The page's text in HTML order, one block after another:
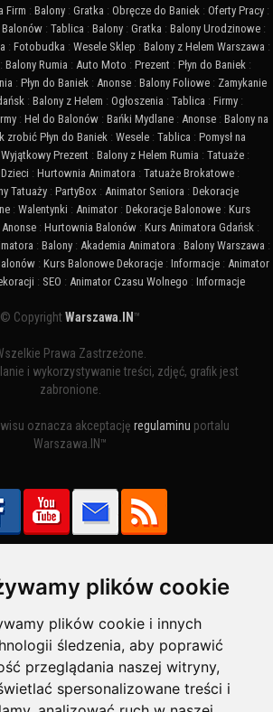
plików cookie
plików cookie i innych
śledzenia, aby poprawić
przeglądania naszej witryny,
spersonalizowane treści i
Firm : Balony : Gratka : Obręcze do Baniek : Oferty Pracy :
: Tablica : Balony : Gratka : Balony Urodzinowe :
: Fotobudka : Wesele Sklep : Balony z Helem Warszawa :
: Balony Rumia : Auto Moto : Prezent : Płyn do Baniek :
: Płyn do Baniek : Anonse : Balony Foliowe : Zamykanie
: Balony z Helem : Ogłoszenia : Tablica : Firmy :
: Hel do Balonów : Bańki Mydlane : Anonse : Balony na
zrobić Płyn do Baniek : Wesele : Tablica : Pomysł na
Wyjątkowy Prezent : Balony z Helem Rumia : Tatuaże :
: Hurtownia Animatora : Tatuaże Brokatowe :
Tatuaży : PartyBox : Animator Seniora : Dekoracje
: Walentynki : Animator : Dekoracje Balonowe : Kurs
Anonse : Hurtownia Balonów : Kurs Animatora Gdańsk :
: Balony : Akademia Animatora : Balony Warszawa :
: Kurs Balonowe Dekoracje : Informacje : Animator
: SEO : Animator Czasu Wolnego : Informacje
© CopyrightWarszawa.IN ™
Prawa Zastrzeżone.
i wykorzystywanie treści, zdjęć, grafik jest
zabronione.
oznacza akceptację regulaminu portalu
Warszawa.IN™
Płatności obsługuje: